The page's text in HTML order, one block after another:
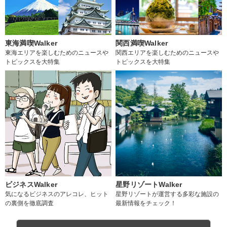
東海満喫Walker
東海エリアを楽しむためのニュースや
トピックスを大特集
関西満喫Walker
関西エリアを楽しむためのニュースや
トピックスを大特集
ビジネスWalker
気になるビジネスのアレコレ、ヒット
の裏側を徹底調査
星野リゾートWalker
星野リゾートが運営する多彩な施設の
最新情報をチェック！